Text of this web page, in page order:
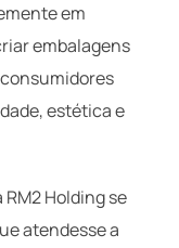
em
embalagens
estética e
Holding se
atendesse a